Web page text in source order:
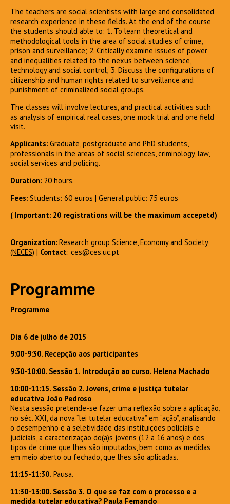
The teachers are social scientists with large and consolidated
research experience in these fields. At the end of the course
the students should able to: 1. To learn theoretical and
methodological tools in the area of social studies of crime,
prison and surveillance; 2. Critically examine issues of power
and inequalities related to the nexus between science,
technology and social control; 3. Discuss the configurations of
citizenship and human rights related to surveillance and
punishment of criminalized social groups.
The classes will involve lectures, and practical activities such
as analysis of empirical real cases, one mock trial and one field
visit.
Applicants: Graduate, postgraduate and PhD students,
professionals in the areas of social sciences, criminology, law,
social services and policing.
Duration: 20 hours.
Fees: Students: 60 euros | General public: 75 euros
( Important: 20 registrations will be the maximum accepetd)
Organization: Research group Science, Economy and Society
(NECES) | Contact: ces@ces.uc.pt
Programme
Programme
Dia 6 de julho de 2015
9:00-9:30. Recepção aos participantes
9:30-10:00. Sessão 1. Introdução ao curso. Helena Machado
10:00-11:15. Sessão 2. Jovens, crime e justiça tutelar
educativa. João Pedroso
Nesta sessão pretende-se fazer uma reflexão sobre a aplicação,
no séc. XXI, da nova “lei tutelar educativa” em “ação”, analisando
o desempenho e a seletividade das instituições policiais e
judiciais, a caracterização do(a)s jovens (12 a 16 anos) e dos
tipos de crime que lhes são imputados, bem como as medidas
em meio aberto ou fechado, que lhes são aplicadas.
11:15-11:30. Pausa.
11:30-13:00. Sessão 3. O que se faz com o processo e a
medida tutelar educativa? Paula Fernando